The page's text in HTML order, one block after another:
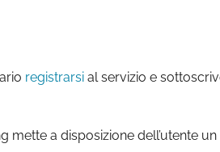
registrarsi al servizio e
mette a disposizione dell’utente un